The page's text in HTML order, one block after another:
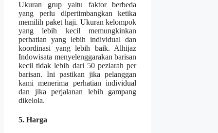
Ukuran grup yaitu faktor berbeda
yang perlu dipertimbangkan ketika
memilih paket haji. Ukuran kelompok
yang lebih kecil memungkinkan
perhatian yang lebih individual dan
koordinasi yang lebih baik. Alhijaz
Indowisata menyelenggarakan barisan
kecil tidak lebih dari 50 peziarah per
barisan. Ini pastikan jika pelanggan
kami menerima perhatian individual
dan jika perjalanan lebih gampang
dikelola.
5. Harga